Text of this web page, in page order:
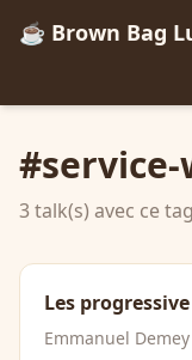
☕ Brown Bag
3 talk(s) avec ce tag
Les
Emmanuel Demey